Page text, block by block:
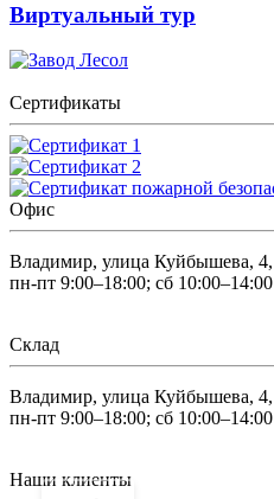
Виртуальный тур
Сертификаты
Офис
Владимир, улица Куйбышева, 4,
пн-пт 9:00–18:00; сб 10:00–14:00
Склад
Владимир, улица Куйбышева, 4,
пн-пт 9:00–18:00; сб 10:00–14:00
Наши клиенты